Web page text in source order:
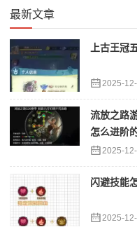
最新文章
上古王冠
2025-
流放之路
怎么进阶
2025-
闪避技能
2025-